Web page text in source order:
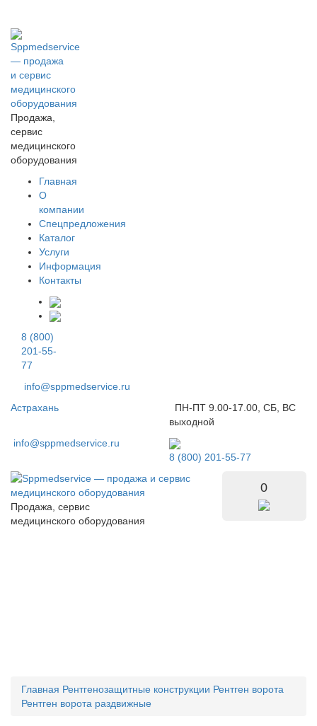
Продажа,
сервис
медицинского
оборудования
Главная
О
компании
Спецпредложения
Каталог
Услуги
Информация
Контакты
8 (800)
201-55-
77
info@sppmedservice.ru
Астрахань
ПН-ПТ 9.00-17.00, СБ, ВС
выходной
info@sppmedservice.ru
8 (800) 201-55-77
Продажа, сервис
медицинского оборудования
0
Главная Рентгенозащитные конструкции Рентген ворота
Рентген ворота раздвижные